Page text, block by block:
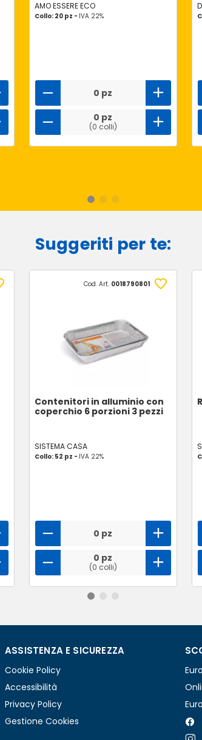
AMO ESSERE ECO
Collo: 20 pz - IVA 22%
0 pz
0 pz
(0 colli)
Suggeriti per te:
Cod. Art. 0018790801
Contenitori in alluminio con
coperchio 6 porzioni 3 pezzi
SISTEMA CASA
Collo: 52 pz - IVA 22%
0 pz
0 pz
(0 colli)
ASSISTENZA E SICUREZZA
Cookie Policy
Accessibilità
Privacy Policy
Gestione Cookies